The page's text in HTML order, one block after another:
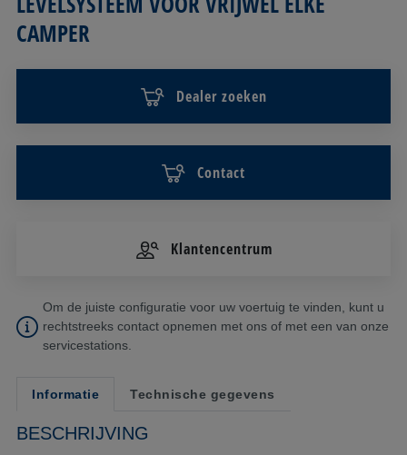
CAMPER
Dealer zoeken
Contact
Klantencentrum
Om de juiste configuratie voor uw voertuig te vinden, kunt u
rechtstreeks contact opnemen met ons of met een van onze
servicestations.
Informatie Technische gegevens
BESCHRIJVING